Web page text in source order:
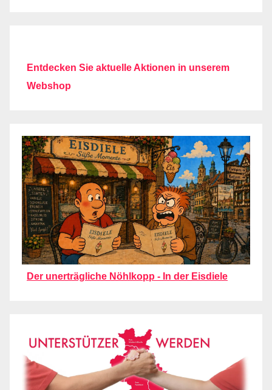
Entdecken Sie aktuelle Aktionen in unserem
Webshop
Der unerträgliche Nöhlkopp - In der Eisdiele